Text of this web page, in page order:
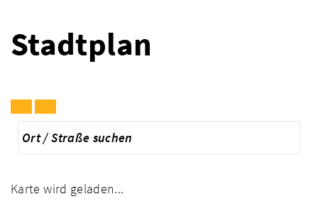
Stadtplan
Karte wird geladen...